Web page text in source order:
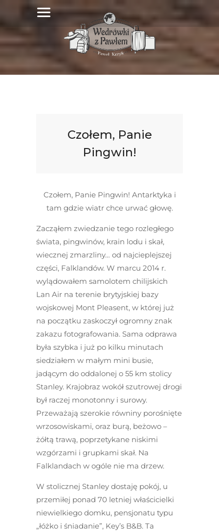
Czołem, Panie
Pingwin!
Czołem, Panie Pingwin! Antarktyka i
tam gdzie wiatr chce urwać głowę.
Zacząłem zwiedzanie tego rozległego
świata, pingwinów, krain lodu i skał,
wiecznej zmarzliny… od najcieplejszej
części, Falklandów. W marcu 2014 r.
wylądowałem samolotem chilijskich
Lan Air na terenie brytyjskiej bazy
wojskowej Mont Pleasent, w której już
na początku zaskoczył ogromny znak
zakazu fotografowania. Sama odprawa
była szybka i już po kilku minutach
siedziałem w małym mini busie,
jadącym do oddalonej o 55 km stolicy
Stanley. Krajobraz wokół szutrowej drogi
był raczej monotonny i surowy.
Przeważają szerokie równiny porośnięte
wrzosowiskami, oraz burą, beżowo –
żółtą trawą, poprzetykane niskimi
wzgórzami i grupkami skał. Na
Falklandach w ogóle nie ma drzew.
W stolicznej Stanley dostaję pokój, u
przemiłej ponad 70 letniej właścicielki
niewielkiego domku, pensjonatu typu
„łóżko i śniadanie”, Key’s B&B. Ta